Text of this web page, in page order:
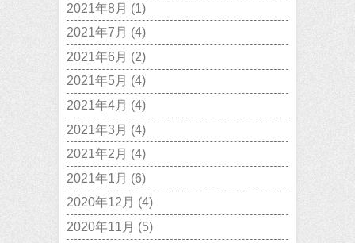
2021年8月 (1)
2021年7月 (4)
2021年6月 (2)
2021年5月 (4)
2021年4月 (4)
2021年3月 (4)
2021年2月 (4)
2021年1月 (6)
2020年12月 (4)
2020年11月 (5)